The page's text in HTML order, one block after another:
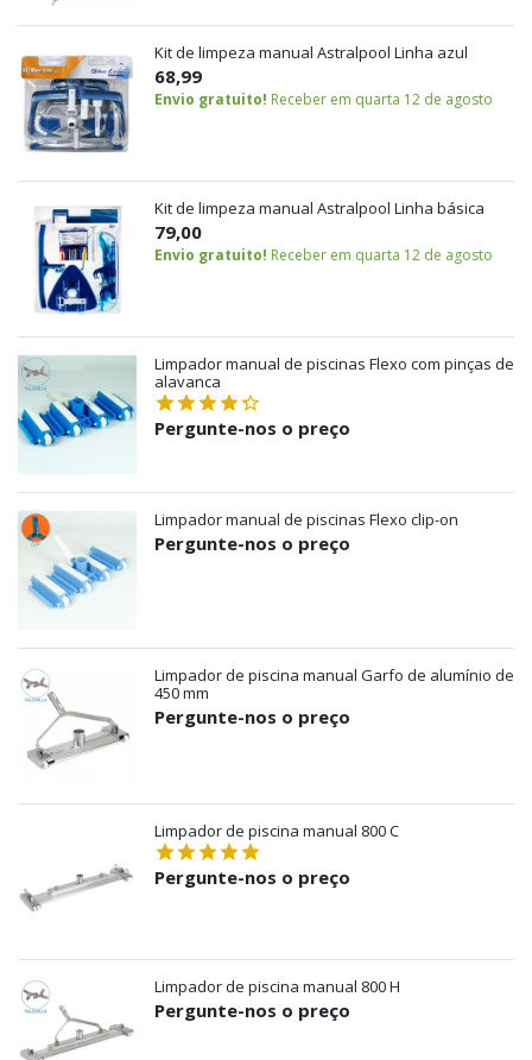
Kit de limpeza manual Astralpool Linha azul
68,99
Envio gratuito! Receber em quarta 12 de agosto
Kit de limpeza manual Astralpool Linha básica
79,00
Envio gratuito! Receber em quarta 12 de agosto
Limpador manual de piscinas Flexo com pinças de
alavanca
Pergunte-nos o preço
Limpador manual de piscinas Flexo clip-on
Pergunte-nos o preço
Limpador de piscina manual Garfo de alumínio de
450 mm
Pergunte-nos o preço
Limpador de piscina manual 800 C
Pergunte-nos o preço
Limpador de piscina manual 800 H
Pergunte-nos o preço